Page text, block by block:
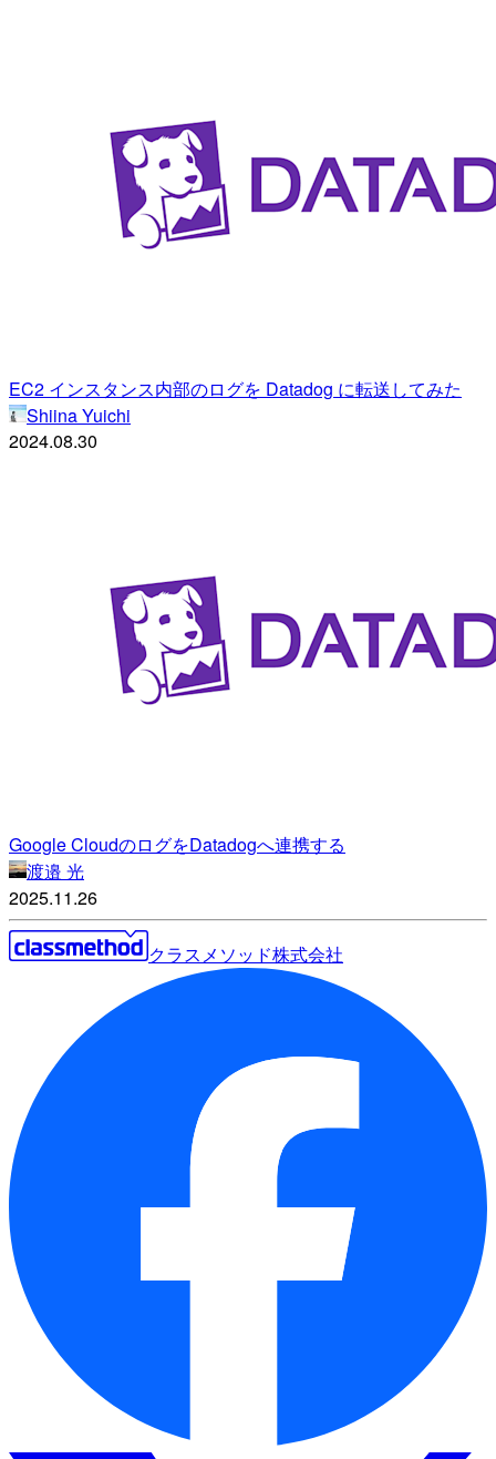
EC2 インスタンス内部のログを Datadog に転送してみた
Shiina Yuichi
2024.08.30
Google CloudのログをDatadogへ連携する
渡邉 光
2025.11.26
クラスメソッド株式会社